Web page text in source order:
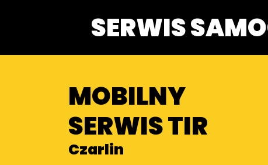
SERWIS
MOBILNY
SERWIS TIR
Czarlin